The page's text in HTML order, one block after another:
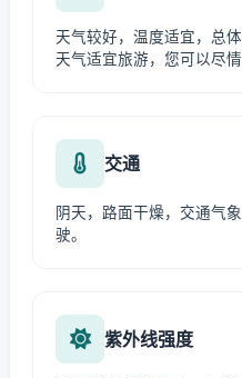
天气较好，温度适宜，总
天气适宜旅游，您可以尽
交通
阴天，路面干燥，交通气
驶。
紫外线强度